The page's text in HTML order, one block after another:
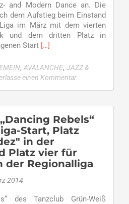
and Modern Dance an. Die
dem Aufstieg beim Einstand
im März mit dem vierten
und dem dritten Platz in
Start Read
about
Avalanche
am
Start
[…]
, AVALANCHE, JAZZ &
einen Kommentar
Rebels“
Start, Platz
in der
Platz vier für
der Regionalliga
2014
des Tanzclub Grün-Weiß